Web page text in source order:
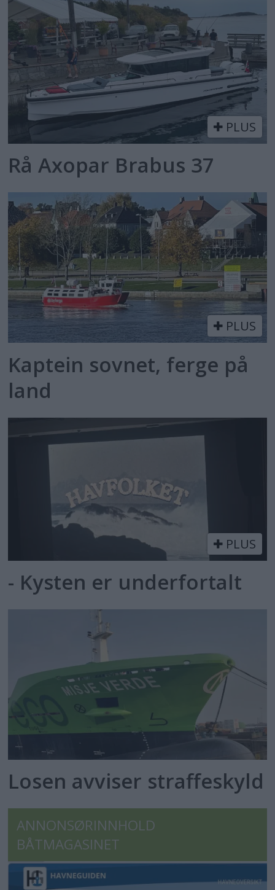
PLUS
Rå Axopar Brabus 37
PLUS
Kaptein sovnet, ferge på
land
PLUS
- Kysten er underfortalt
Losen avviser straffeskyld
ANNONSØRINNHOLD
BÅTMAGASINET